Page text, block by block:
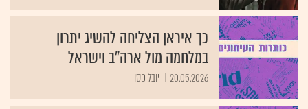
כך איראן הצליחה להשיג יתרון
במלחמה מול ארה"ב וישראל
20.05.2026 יובל פסו